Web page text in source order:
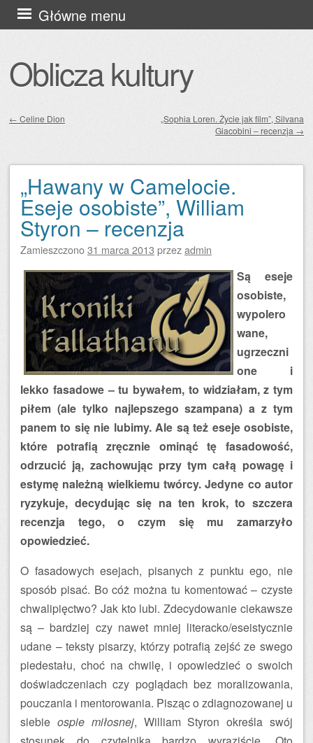
Oblicza kultury
Główne menu
Przejdź
do
← Celine Dion
„Sophia Loren. Życie jak film”, Silvana
Giacobini – recenzja →
„Hawany w Camelocie.
Eseje osobiste”, William
Styron – recenzja
Zamieszczono31 marca 2013 przezadmin
Są eseje
osobiste,
wypolero
wane,
ugrzeczni
one i
lekko fasadowe – tu bywałem, to widziałam, z tym
piłem (ale tylko najlepszego szampana) a z tym
panem to się nie lubimy. Ale są też eseje osobiste,
które potrafią zręcznie ominąć tę fasadowość,
odrzucić ją, zachowując przy tym całą powagę i
estymę należną wielkiemu twórcy. Jedyne co autor
ryzykuje, decydując się na ten krok, to szczera
recenzja tego, o czym się mu zamarzyło
opowiedzieć.
O fasadowych esejach, pisanych z punktu ego, nie
sposób pisać. Bo cóż można tu komentować – czyste
chwalipięctwo? Jak kto lubi. Zdecydowanie ciekawsze
są – bardziej czy nawet mniej literacko/eseistycznie
udane – teksty pisarzy, którzy potrafią zejść ze swego
piedestału, choć na chwilę, i opowiedzieć o swoich
doświadczeniach czy poglądach bez moralizowania,
pouczania i mentorowania. Pisząc o zdiagnozowanej u
siebie ospie miłosnej, William Styron określa swój